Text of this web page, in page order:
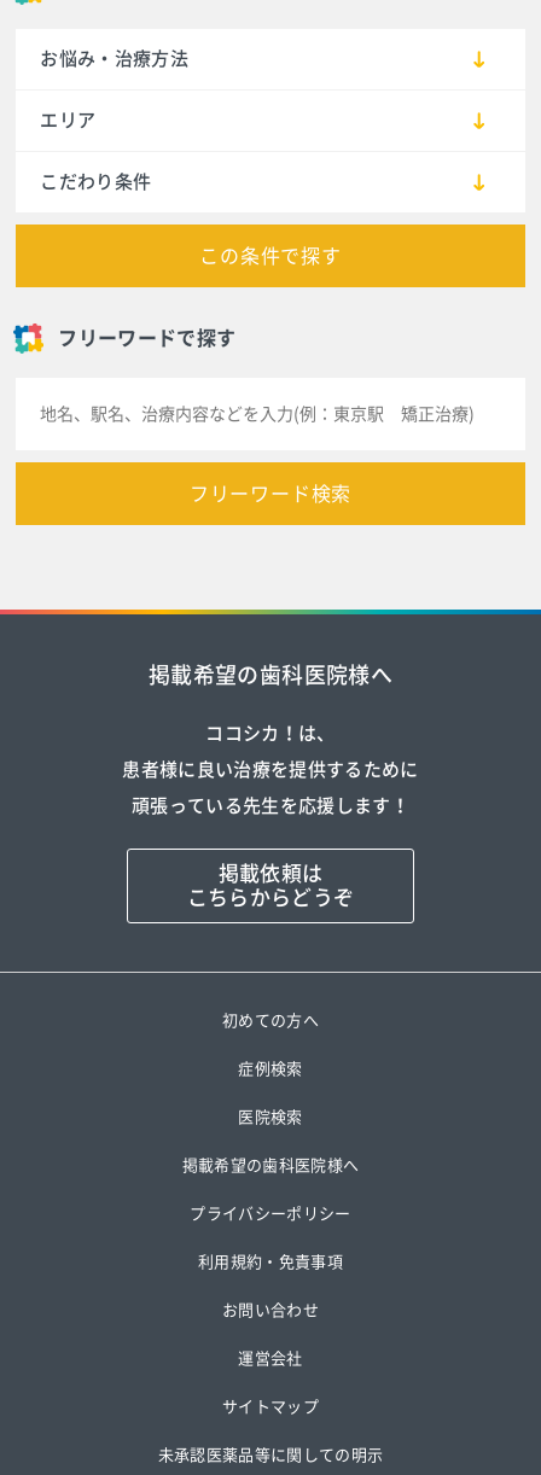
お悩み・治療方法
エリア
こだわり条件
この条件で探す
フリーワードで探す
フリーワード検索
掲載希望の歯科医院様へ
ココシカ！は、
患者様に良い治療を提供するために
頑張っている先生を応援します！
掲載依頼は
こちらからどうぞ
初めての方へ
症例検索
医院検索
掲載希望の歯科医院様へ
プライバシーポリシー
利用規約・免責事項
お問い合わせ
運営会社
サイトマップ
未承認医薬品等に関しての明示